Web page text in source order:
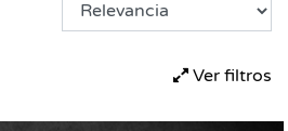
Ver filtros